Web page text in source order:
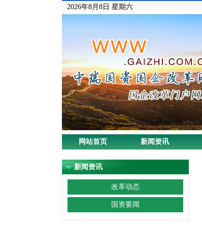
2026年8月8日 星期六
网站首页 新闻资讯
新闻资讯
改革动态
国资要闻